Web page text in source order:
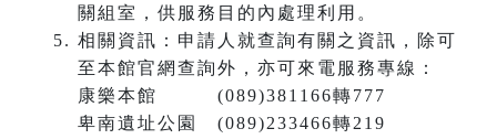
關組室，供服務目的內處理利用。
相關資訊：申請人就查詢有關之資訊，除可
至本館官網查詢外，亦可來電服務專線：
康樂本館 (089)381166轉777
卑南遺址公園 (089)233466轉219